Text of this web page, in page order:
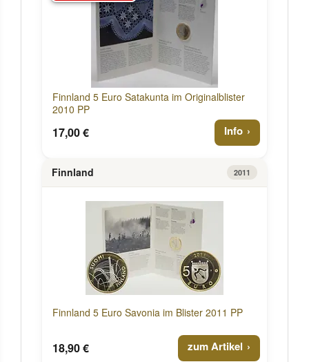
Finnland 5 Euro Satakunta im Originalblister
2010 PP
17,00 € Info
Finnland 2011
Finnland 5 Euro Savonia im Blister 2011 PP
18,90 € zum Artikel